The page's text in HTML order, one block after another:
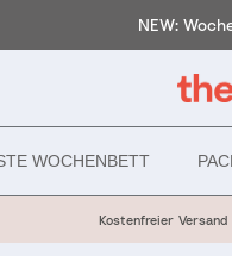
NEW:
WOCHENBETT
Kostenfreier